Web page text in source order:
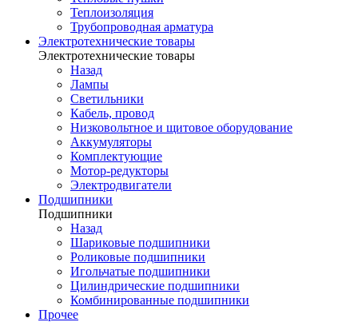
Теплоизоляция
Трубопроводная арматура
Электротехнические товары
Электротехнические товары
Назад
Лампы
Светильники
Кабель, провод
Низковольтное и щитовое оборудование
Аккумуляторы
Комплектующие
Мотор-редукторы
Электродвигатели
Подшипники
Подшипники
Назад
Шариковые подшипники
Роликовые подшипники
Игольчатые подшипники
Цилиндрические подшипники
Комбинированные подшипники
Прочее